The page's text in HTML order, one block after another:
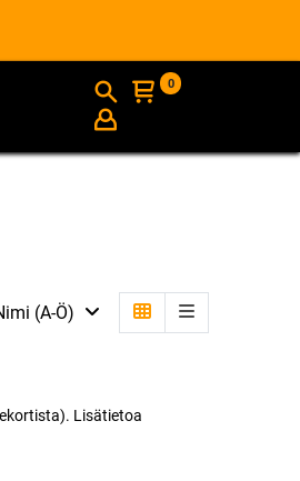
INFO
0
(A-Ö)
Lisätietoa